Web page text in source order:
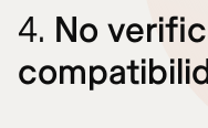
4. No